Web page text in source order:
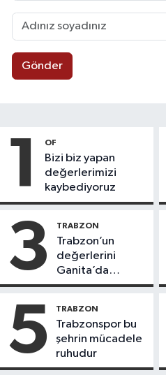
Gönder
1 OF
Bizi biz yapan
değerlerimizi
kaybediyoruz
3 TRABZON
Trabzon’un
değerlerini
Ganita’da
yaşatıyoruz
5 TRABZON
Trabzonspor bu
şehrin mücadele
ruhudur